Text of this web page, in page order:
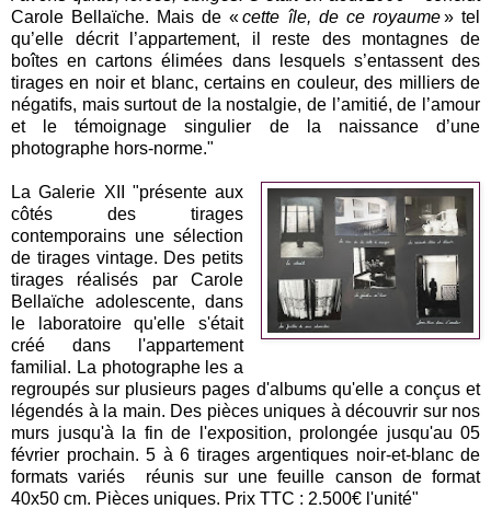
Carole Bellaïche. Mais de «cette île, de ce royaume» tel
qu’elle décrit l’appartement, il reste des montagnes de
boîtes en cartons élimées dans lesquels s’entassent des
tirages en noir et blanc, certains en couleur, des milliers de
négatifs, mais surtout de la nostalgie, de l’amitié, de l’amour
et le témoignage singulier de la naissance d’une
photographe hors-norme."
La Galerie XII "présente aux
côtés des tirages
contemporains une sélection
de tirages vintage. Des petits
tirages réalisés par Carole
Bellaïche adolescente, dans
le laboratoire qu'elle s'était
créé dans l'appartement
familial. La photographe les a
regroupés sur plusieurs pages d'albums qu'elle a conçus et
légendés à la main. Des pièces uniques à découvrir sur nos
murs jusqu'à la fin de l'exposition, prolongée jusqu'au 05
février prochain. 5 à 6 tirages argentiques noir-et-blanc de
formats variés réunis sur une feuille canson de format
40x50 cm. Pièces uniques. Prix TTC : 2.500€ l'unité"